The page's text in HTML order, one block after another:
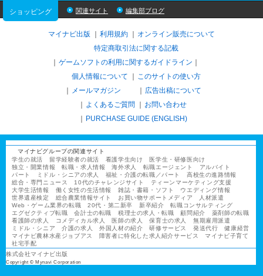
ショッピング 関連サイト 編集部ブログ
マイナビ出版 利用規約
オンライン販売について
特定商取引法に関する記載
ゲームソフトの利用に関するガイドライン
個人情報について
このサイトの使い方
メールマガジン
広告出稿について
よくあるご質問
お問い合わせ
PURCHASE GUIDE (ENGLISH)
マイナビグループの関連サイト
学生の就活
留学経験者の就活 看護学生向け
医学生・研修医向け
独立・開業情報
転職・求人情報 海外求人 転職エージェント
アルバイト
パート
ミドル・シニアの求人 福祉・介護の転職／パート
高校生の進路情報
総合・専門ニュース
10代のチャレンジサイト
ティーンマーケティング支援
大学生活情報
働く女性の生活情報 雑誌・書籍・ソフト
ウエディング情報
世界遺産検定
総合農業情報サイト お買い物サポートメディア
人材派遣
Web・ゲーム業界の転職
20代・第二新卒 新卒紹介
転職コンサルティング
エグゼクティブ転職
会計士の転職 税理士の求人・転職 顧問紹介
薬剤師の転職
看護師の求人
コメディカル求人 医師の求人 保育士の求人
無期雇用派遣
ミドル・シニア
介護の求人 外国人材の紹介 研修サービス 発送代行
健康経営
マイナビ農林水産ジョブアス
障害者に特化した求人紹介サービス
マイナビ子育て
社宅手配
株式会社マイナビ出版
Copyright © Mynavi Corporation